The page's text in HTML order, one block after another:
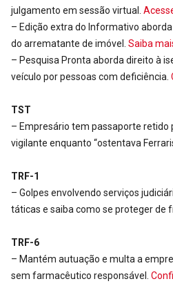
julgamento em sessão virtual.
– Edição extra do Informativo
do arrematante de imóvel. Saiba
– Pesquisa Pronta aborda direito à
veículo por pessoas com deficiência.
TST
– Empresário tem passaporte retido
vigilante enquanto “ostentava
TRF-1
– Golpes envolvendo serviços
táticas e saiba como se proteger de
TRF-6
– Mantém autuação e multa a
sem farmacêutico responsável.